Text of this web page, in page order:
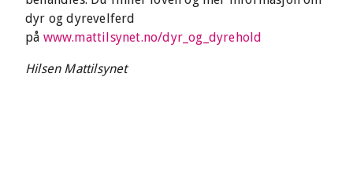
dyr og dyrevelferd
på www.mattilsynet.no/dyr_og_dyrehold
Hilsen Mattilsynet